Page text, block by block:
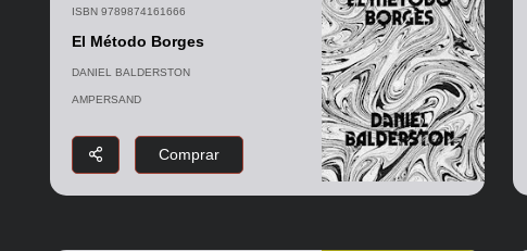
ISBN 9789874161666
El Método Borges
DANIEL BALDERSTON
AMPERSAND
Comprar